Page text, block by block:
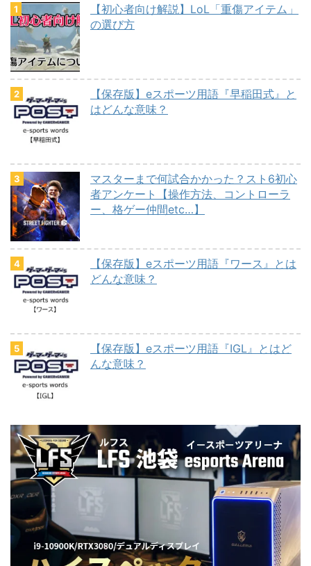
【初心者向け解説】LoL「重傷アイテム」
の選び方
【保存版】eスポーツ用語『早稲田式』と
はどんな意味？
マスターまで何試合かかった？スト6初心
者アンケート【操作方法、コントローラ
ー、格ゲー仲間etc…】
【保存版】eスポーツ用語『ワース』とは
どんな意味？
【保存版】eスポーツ用語『IGL』とはど
んな意味？